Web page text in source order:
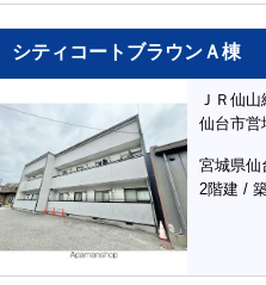
シティコートブラウンＡ棟
ＪＲ仙
仙台市営
宮城県仙
2階建 /